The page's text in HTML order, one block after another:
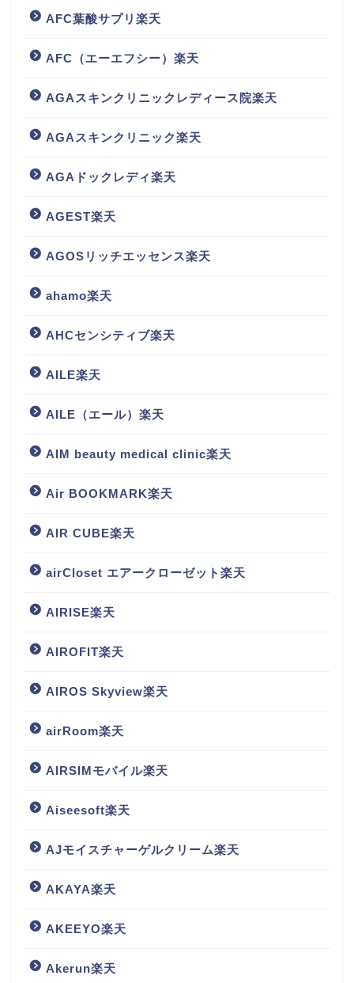
AFC葉酸サプリ楽天
AFC（エーエフシー）楽天
AGAスキンクリニックレディース院楽天
AGAスキンクリニック楽天
AGAドックレディ楽天
AGEST楽天
AGOSリッチエッセンス楽天
ahamo楽天
AHCセンシティブ楽天
AILE楽天
AILE（エール）楽天
AIM beauty medical clinic楽天
Air BOOKMARK楽天
AIR CUBE楽天
airCloset エアークローゼット楽天
AIRISE楽天
AIROFIT楽天
AIROS Skyview楽天
airRoom楽天
AIRSIMモバイル楽天
Aiseesoft楽天
AJモイスチャーゲルクリーム楽天
AKAYA楽天
AKEEYO楽天
Akerun楽天